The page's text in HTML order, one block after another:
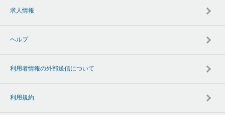
求人情報
ヘルプ
利用者情報の外部送信について
利用規約